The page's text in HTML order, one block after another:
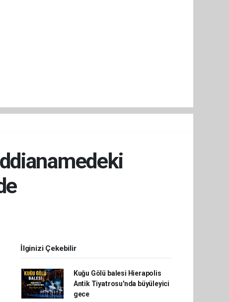
İlginizi Çekebilir
Kuğu Gölü balesi Hierapolis
Antik Tiyatrosu'nda büyüleyici
gece